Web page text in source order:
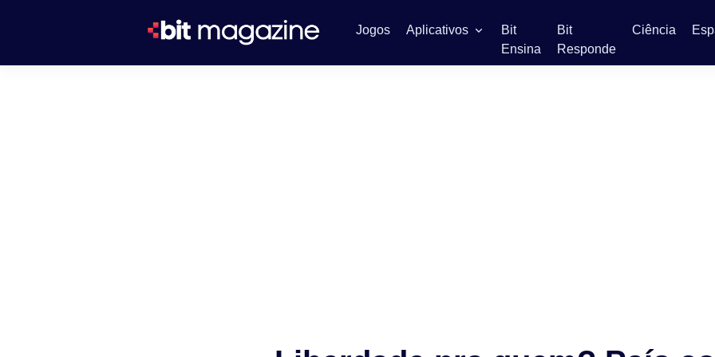
Jogos Aplicativos
Bit
Ensina
Bit
Responde
Ciência